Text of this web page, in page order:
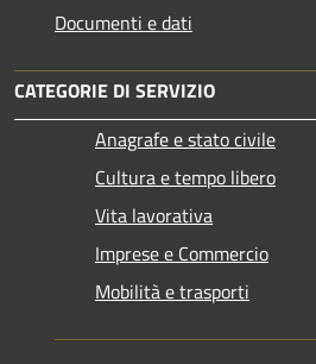
Documenti e dati
CATEGORIE DI SERVIZIO
Anagrafe e stato civile
Cultura e tempo libero
Vita lavorativa
Imprese e Commercio
Mobilità e trasporti